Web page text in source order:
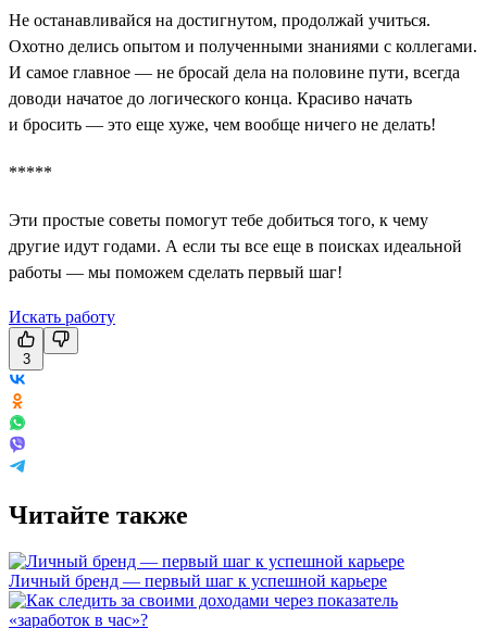
Не останавливайся на достигнутом, продолжай учиться.
Охотно делись опытом и полученными знаниями с коллегами.
И самое главное — не бросай дела на половине пути, всегда
доводи начатое до логического конца. Красиво начать
и бросить — это еще хуже, чем вообще ничего не делать!
*****
Эти простые советы помогут тебе добиться того, к чему
другие идут годами. А если ты все еще в поисках идеальной
работы — мы поможем сделать первый шаг!
Искать работу
3
Читайте также
Личный бренд — первый шаг к успешной карьере